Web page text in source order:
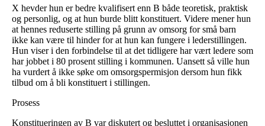
X hevder hun er bedre kvalifisert enn B både teoretisk, praktisk
og personlig, og at hun burde blitt konstituert. Videre mener hun
at hennes reduserte stilling på grunn av omsorg for små barn
ikke kan være til hinder for at hun kan fungere i lederstillingen.
Hun viser i den forbindelse til at det tidligere har vært ledere som
har jobbet i 80 prosent stilling i kommunen. Uansett så ville hun
ha vurdert å ikke søke om omsorgspermisjon dersom hun fikk
tilbud om å bli konstituert i stillingen.
Prosess
Konstitueringen av B var diskutert og besluttet i organisasjonen